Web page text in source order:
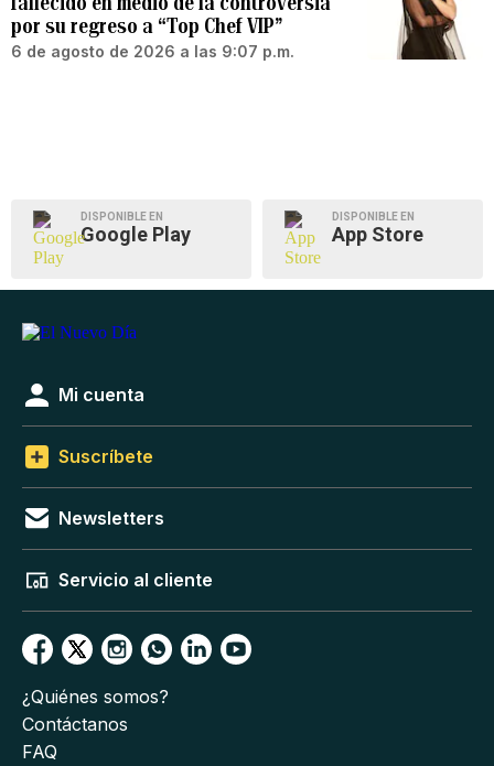
por su regreso a “Top Chef VIP”
6 de agosto de 2026 a las 9:07 p.m.
DISPONIBLE EN
Google Play
DISPONIBLE EN
App Store
Mi cuenta
Suscríbete
Newsletters
Servicio al cliente
¿Quiénes somos?
Contáctanos
FAQ